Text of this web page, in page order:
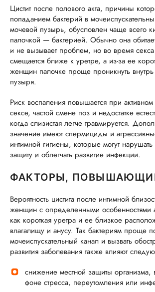
Цистит после полового акта, причины
попаданием бактерий в
мочевой пузырь, обусловлен чаще всего
палочкой — бактерией. Обычно она
и не вызывает проблем, но во время
смещается ближе к уретре, а из-за ее
женщин палочке проще проникнуть внутрь
пузыря.
Риск воспаления повышается при
сексе, частой смене поз и недостатке
когда слизистая легче травмируется.
значение имеют спермициды и
интимной гигиены, которые могут нарушать
защиту и облегчать развитие инфекции.
ФАКТОРЫ,
Вероятность цистита после интимной
женщин с определенными особенностями
как короткая уретра и ее близкое
влагалищу и анусу. Так бактериям проще
мочеиспускательный канал и вызвать
развития заболевания также влияют
снижение местной защиты организма,
фоне стресса, переутомления или